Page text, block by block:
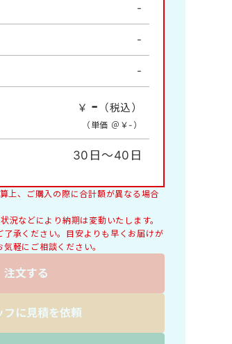
-
-
-
￥ - （税込）
（単価 ＠￥- ）
30日～40日
上、ご購入の際に合計額が異なる場合
況などにより納期は変動いたします。
了承ください。目安よりも早くお届けが
軽にご相談ください。
注文する
フに見積を依頼
詩・四季の情景